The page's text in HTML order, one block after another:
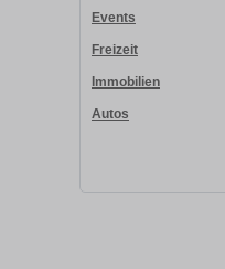
Events
Freizeit
Immobilien
Autos